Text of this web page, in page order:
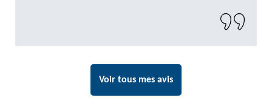
Voir tous mes avis